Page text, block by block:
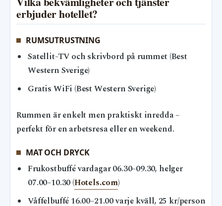
erbjuder hotellet?
RUMSUTRUSTNING
Satellit-TV och skrivbord på rummet (Best
Western Sverige)
Gratis WiFi (Best Western Sverige)
Rummen är enkelt men praktiskt inredda –
perfekt för en arbetsresa eller en weekend.
MAT OCH DRYCK
Frukostbuffé vardagar 06.30–09.30, helger
07.00–10.30 (Hotels.com)
Våffelbuffé 16.00–21.00 varje kväll, 25 kr/person